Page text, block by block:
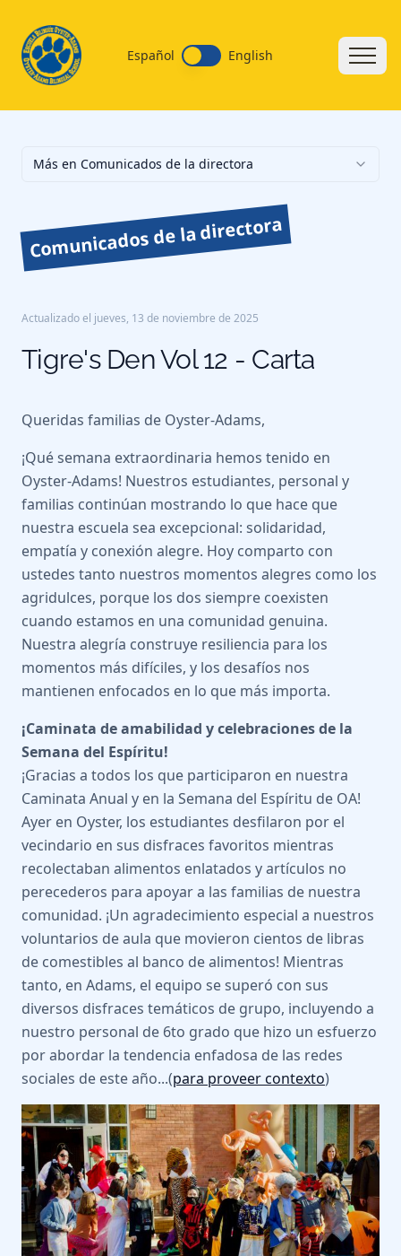
Español English
Más en Comunicados de la directora
Comunicados de la directora
Actualizado el jueves, 13 de noviembre de 2025
Tigre's Den Vol 12 - Carta
Queridas familias de Oyster-Adams,
¡Qué semana extraordinaria hemos tenido en
Oyster-Adams! Nuestros estudiantes, personal y
familias continúan mostrando lo que hace que
nuestra escuela sea excepcional: solidaridad,
empatía y conexión alegre. Hoy comparto con
ustedes tanto nuestros momentos alegres como los
agridulces, porque los dos siempre coexisten
cuando estamos en una comunidad genuina.
Nuestra alegría construye resiliencia para los
momentos más difíciles, y los desafíos nos
mantienen enfocados en lo que más importa.
¡Caminata de amabilidad y celebraciones de la
Semana del Espíritu!
¡Gracias a todos los que participaron en nuestra
Caminata Anual y en la Semana del Espíritu de OA!
Ayer en Oyster, los estudiantes desfilaron por el
vecindario en sus disfraces favoritos mientras
recolectaban alimentos enlatados y artículos no
perecederos para apoyar a las familias de nuestra
comunidad. ¡Un agradecimiento especial a nuestros
voluntarios de aula que movieron cientos de libras
de comestibles al banco de alimentos! Mientras
tanto, en Adams, el equipo se superó con sus
diversos disfraces temáticos de grupo, incluyendo a
nuestro personal de 6to grado que hizo un esfuerzo
por abordar la tendencia enfadosa de las redes
sociales de este año...(para proveer contexto)